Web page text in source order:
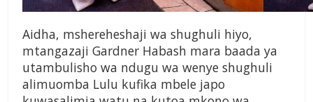
Aidha, mshereheshaji wa shughuli hiyo,
mtangazaji Gardner Habash mara baada ya
utambulisho wa ndugu wa wenye shughuli
alimuomba Lulu kufika mbele japo